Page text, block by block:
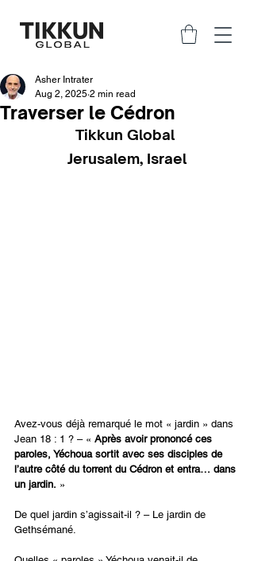
Traverser le Cédron
Asher Intrater
Aug 2, 2025 2 min read
Tikkun Global
Jerusalem, Israel
Avez-vous déjà remarqué le mot « jardin » dans
Jean 18 : 1 ? – « Après avoir prononcé ces
paroles, Yéchoua sortit avec ses disciples de
l’autre côté du torrent du Cédron et entra… dans
un jardin. »
De quel jardin s’agissait-il ? – Le jardin de
Gethsémané.